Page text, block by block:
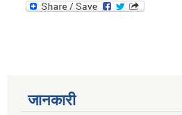
जानकारी